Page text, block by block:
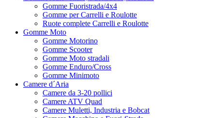
Gomme Fuoristrada/4x4
Gomme per Carrelli e Roulotte
Ruote complete Carrelli e Roulotte
Gomme Moto
Gomme Motorino
Gomme Scooter
Gomme Moto stradali
Gomme Enduro/Cross
Gomme Minimoto
Camere d´Aria
Camere da 3-20 pollici
Camere ATV Quad
Camere Muletti, Industria e Bobcat